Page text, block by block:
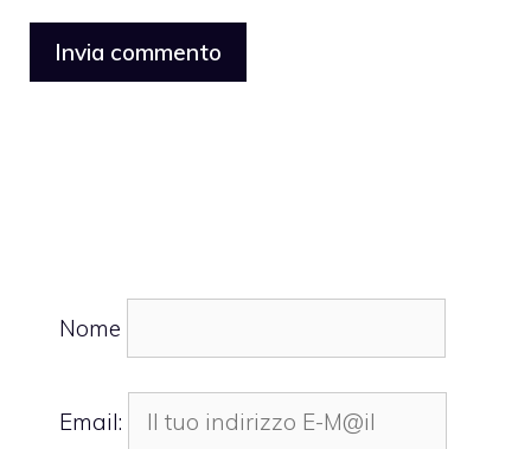
Nome
Email: